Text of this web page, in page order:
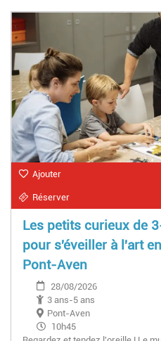
Ajouter
Réserver
Les petits curieux de
pour s'éveiller à l'art
Pont-Aven
28/08/2026
3 ans-5 ans
Pont-Aven
10h45